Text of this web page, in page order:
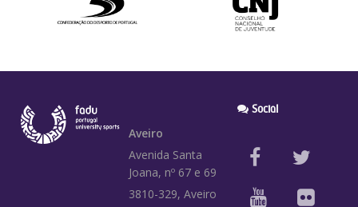
Aveiro
Avenida Santa
Joana, nº 67 e 69
3810-329, Aveiro
Social